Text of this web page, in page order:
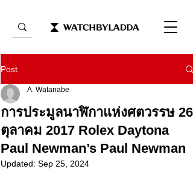
Post
การประมูลนาฬิกาแห่งศตวรรษ 26
ตุลาคม 2017 Rolex Daytona
Paul Newman’s Paul Newman
A. Watanabe
Updated: Sep 25, 2024